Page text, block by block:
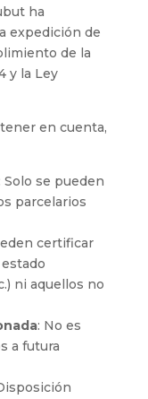
ha
expedición de
de la
y la Ley
en cuenta,
Solo se pueden
parcelarios
certificar
ni aquellos no
: No es
a futura